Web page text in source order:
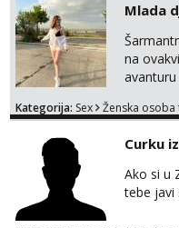
kontrolu
me
Mlada
na
Kategorija: Sex Ženska
Curku
Ako si u
tebe javi